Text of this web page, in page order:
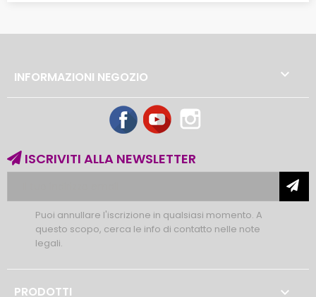
INFORMAZIONI NEGOZIO 
FacebookYouTube
ISCRIVITI ALLA NEWSLETTER
Puoi annullare l'iscrizione in qualsiasi momento. A
questo scopo, cerca le info di contatto nelle note
legali.
PRODOTTI 